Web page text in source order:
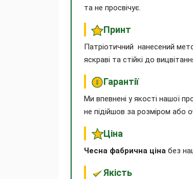
та не просвічує.
Принт
Патріотичний нанесений
яскраві та стійкі до
Гарантії
Ми впевнені у якості нашої
не підійшов за розміром або
Ціна
Чесна фабрична ціна без
Якість